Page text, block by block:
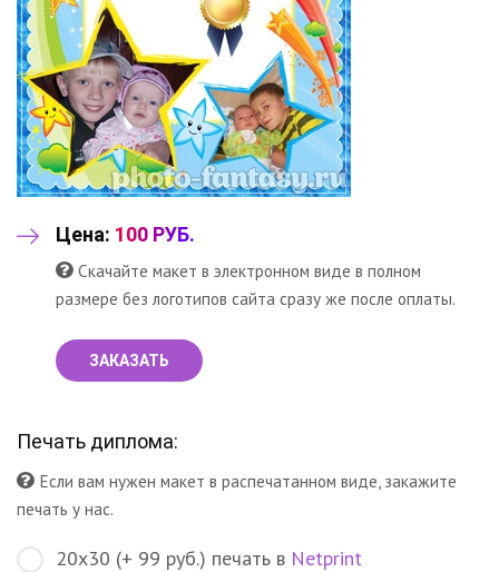
Цена: 100 РУБ.
Скачайте макет в электронном виде в полном
размере без логотипов сайта сразу же после оплаты.
ЗАКАЗАТЬ
Печать диплома:
Если вам нужен макет в распечатанном виде, закажите
печать у нас.
20х30 (+ 99 руб.) печать в Netprint